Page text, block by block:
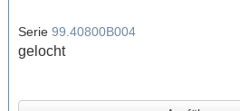
Serie 99.40800B004
gelocht